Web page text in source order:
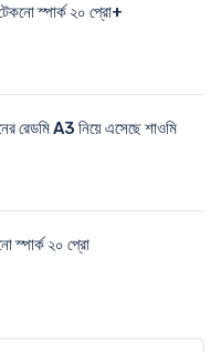
টেকনো স্পার্ক ২০ প্রো+
রেডমি A3 নিয়ে এসেছে শাওমি
স্পার্ক ২০ প্রো